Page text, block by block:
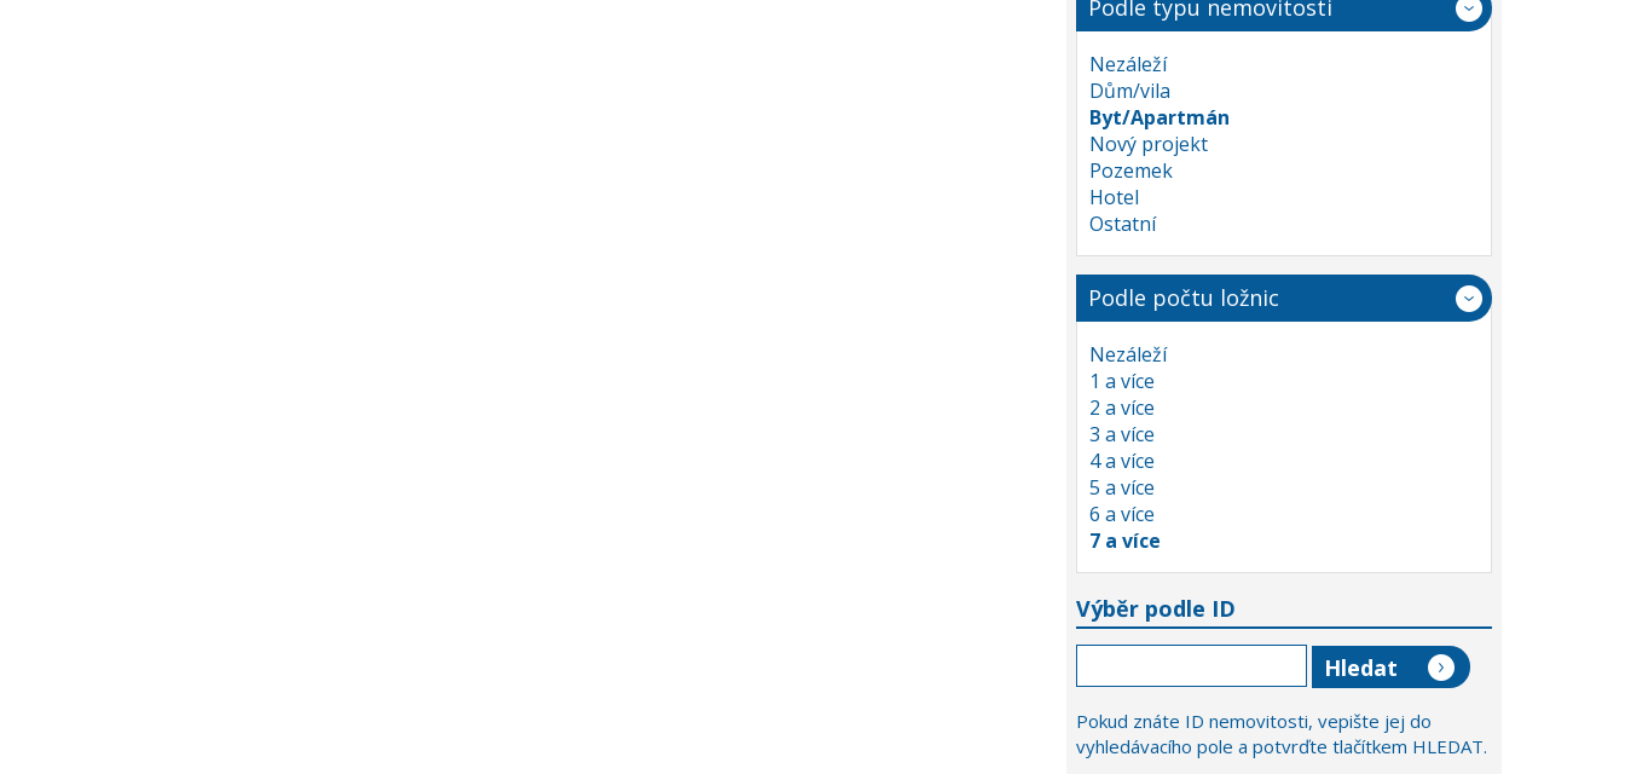
Podle typu nemovitosti
Nezáleží
Dům/vila
Byt/Apartmán
Nový projekt
Pozemek
Hotel
Ostatní
Podle počtu ložnic
Nezáleží
1 a více
2 a více
3 a více
4 a více
5 a více
6 a více
7 a více
Výběr podle ID
Pokud znáte ID nemovitosti, vepište jej do
vyhledávacího pole a potvrďte tlačítkem HLEDAT.